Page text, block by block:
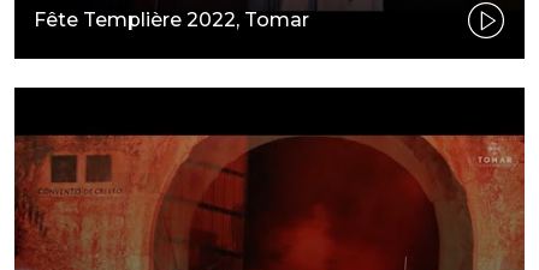
Fête Templière 2022, Tomar